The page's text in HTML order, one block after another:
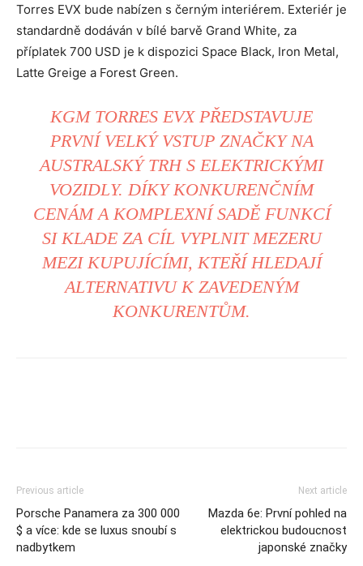
Torres EVX bude nabízen s černým interiérem. Exteriér je
standardně dodáván v bílé barvě Grand White, za
příplatek 700 USD je k dispozici Space Black, Iron Metal,
Latte Greige a Forest Green.
KGM TORRES EVX PŘEDSTAVUJE
PRVNÍ VELKÝ VSTUP ZNAČKY NA
AUSTRALSKÝ TRH S ELEKTRICKÝMI
VOZIDLY. DÍKY KONKURENČNÍM
CENÁM A KOMPLEXNÍ SADĚ FUNKCÍ
SI KLADE ZA CÍL VYPLNIT MEZERU
MEZI KUPUJÍCÍMI, KTEŘÍ HLEDAJÍ
ALTERNATIVU K ZAVEDENÝM
KONKURENTŮM.
Previous article
Porsche Panamera za 300 000
$ a více: kde se luxus snoubí s
nadbytkem
Next article
Mazda 6e: První pohled na
elektrickou budoucnost
japonské značky